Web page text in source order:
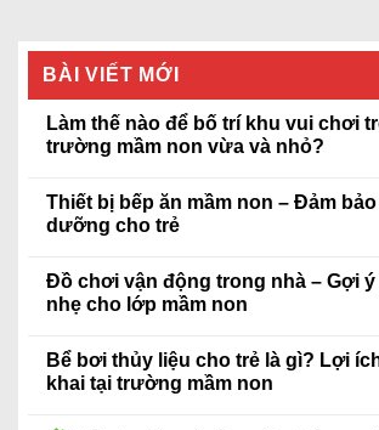
BÀI VIẾT MỚI
Làm thế nào để bố trí khu vui chơi
trường mầm non vừa và nhỏ?
Thiết bị bếp ăn mầm non – Đảm
dưỡng cho trẻ
Đồ chơi vận động trong nhà – Gợi
nhẹ cho lớp mầm non
Bể bơi thủy liệu cho trẻ là gì? Lợi
khai tại trường mầm non